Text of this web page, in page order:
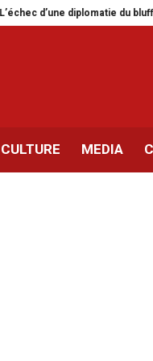
diplomatie du bluff Le
CULTURE MEDIA